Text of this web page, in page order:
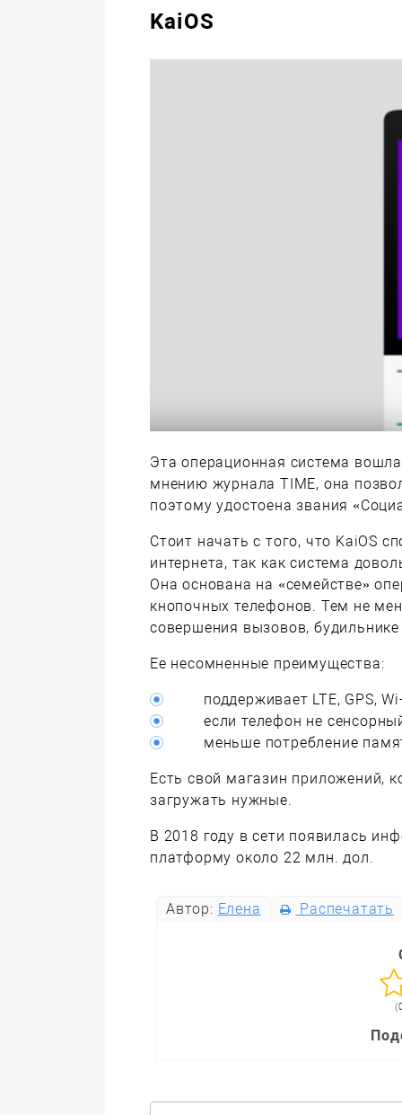
KaiOS
Эта операционная система
мнению журнала TIME, она
поэтому удостоена звания
Стоит начать с того, что KaiOS
интернета, так как система
Она основана на «семействе»
кнопочных телефонов. Тем не
совершения вызовов,
Ее несомненные преимущества:
поддерживает LTE, GPS,
если телефон не
меньше потребление
Есть свой магазин приложений,
загружать нужные.
В 2018 году в сети появилась
платформу около 22 млн. дол.
Автор: Елена Распечатать